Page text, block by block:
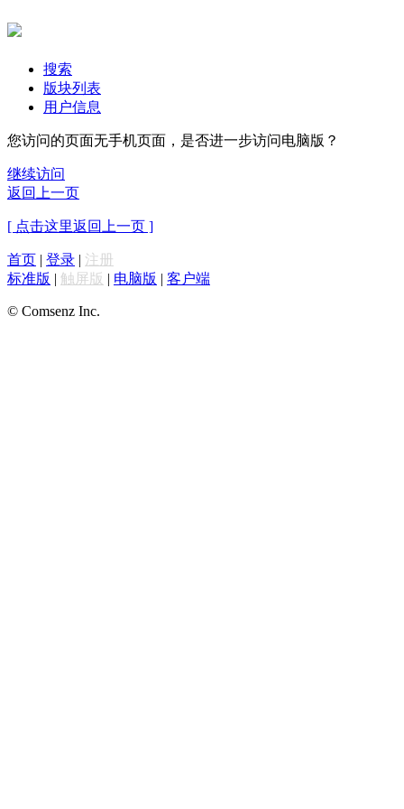
搜索
版块列表
用户信息
您访问的页面无手机页面，是否进一步访问电脑版？
继续访问
返回上一页
[ 点击这里返回上一页 ]
首页 | 登录 | 注册
标准版 | 触屏版 | 电脑版 | 客户端
© Comsenz Inc.